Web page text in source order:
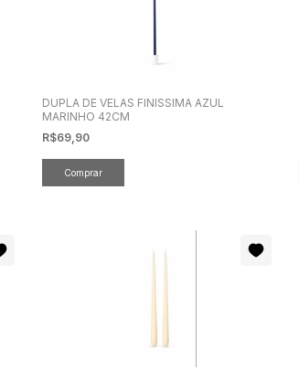
DUPLA DE VELAS FINISSIMA AZUL
MARINHO 42CM
R$69,90